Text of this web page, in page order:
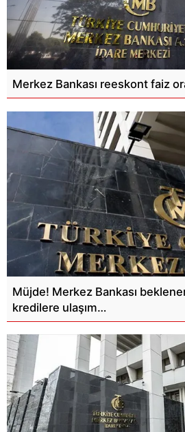
Merkez Bankası reeskont faiz
Müjde! Merkez Bankası
kredilere ulaşım…